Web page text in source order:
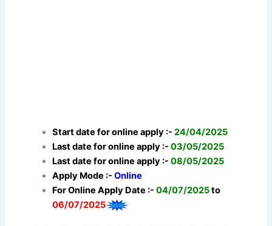
Start date for online apply :- 24/04/2025
Last date for online apply :- 03/05/2025
Last date for online apply :- 08/05/2025
Apply Mode :- Online
For Online Apply Date :-04/07/2025to
06/07/2025